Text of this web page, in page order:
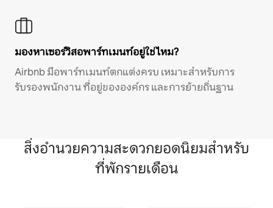
มองหาเซอร์วิสอพาร์ทเมนท์อยู่ใช่ไหม?
Airbnb มีอพาร์ทเมนท์ตกแต่งครบ เหมาะสำหรับการ
รับรองพนักงาน ที่อยู่ขององค์กร และการย้ายถิ่นฐาน
สิ่งอำนวยความสะดวกยอดนิยมสำหรับ
ที่พักรายเดือน